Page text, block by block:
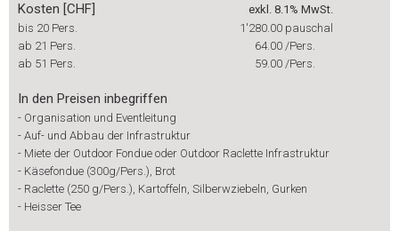
Kosten [CHF]
exkl. 8.1% MwSt.
bis 20 Pers.
1'280.00 pauschal
ab 21 Pers.
64.00 /Pers.
ab 51 Pers.
59.00 /Pers.
In den Preisen inbegriffen
- Organisation und Eventleitung
- Auf- und Abbau der Infrastruktur
- Miete der Outdoor Fondue oder Outdoor Raclette Infrastruktur
- Käsefondue (300g/Pers.), Brot
- Raclette (250 g/Pers.), Kartoffeln, Silberwziebeln, Gurken
- Heisser Tee